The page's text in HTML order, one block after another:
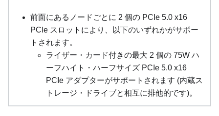
前面にあるノードごとに 2 個の PCIe 5.0 x16
PCIe スロットにより、以下のいずれかがサポー
トされます。
ライザー・カード付きの最大 2 個の 75W ハ
ーフハイト・ハーフサイズ PCIe 5.0 x16
PCIe アダプターがサポートされます (内蔵ス
トレージ・ドライブと相互に排他的です)。